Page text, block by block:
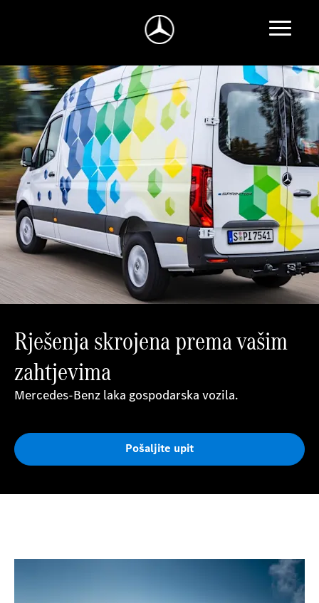
Rješenja skrojena prema vašim
zahtjevima
Mercedes-Benz laka gospodarska vozila.
Pošaljite upit